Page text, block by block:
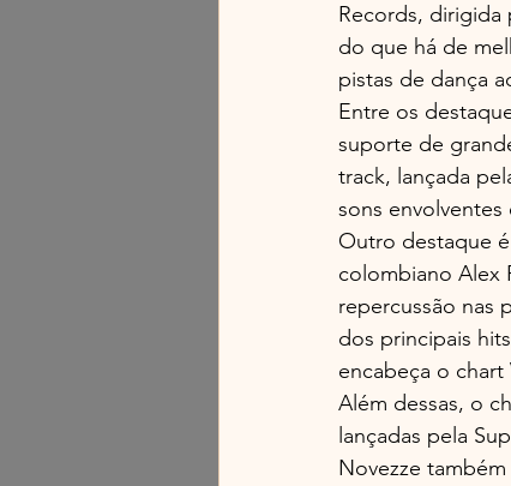
Records, dirigida
do que há de
pistas de dança
Entre os
suporte de
track, lançada
sons envolventes
Outro destaque
colombiano Alex
repercussão nas
dos principais
encabeça o chart
Além dessas, o
lançadas pela
Novezze